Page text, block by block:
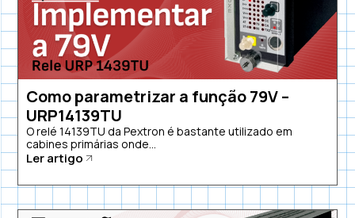
Como parametrizar a função 79V –
URP14139TU
O relé 14139TU da Pextron é bastante utilizado em
cabines primárias onde...
Ler artigo